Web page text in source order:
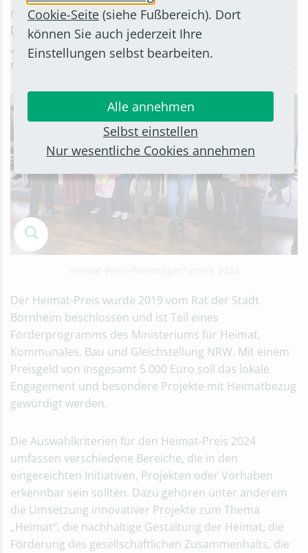
mit Jugendförderung und Nachhaltigkeit – z.B. durch
Digitalisierung, hochwertige, verpackungsarme
„Kamelle“, Aufräum-Aktionen und den Verzicht auf
motorisierte Zugmaschinen – zeichnen den Verein aus.
Der Heimat-Preis wurde 2019 vom Rat der Stadt
Bornheim beschlossen und ist Teil eines
Förderprogramms des Ministeriums für Heimat,
Kommunales, Bau und Gleichstellung NRW. Mit einem
Preisgeld von insgesamt 5.000 Euro soll das lokale
Engagement und besondere Projekte mit Heimatbezug
gewürdigt werden.
Die Auswahlkriterien für den Heimat-Preis 2024
umfassen verschiedene Bereiche, die in den
eingereichten Initiativen, Projekten oder Vorhaben
erkennbar sein sollten. Dazu gehören unter anderem
die Umsetzung innovativer Projekte zum Thema
„Heimat“, die nachhaltige Gestaltung der Heimat, die
Förderung des gesellschaftlichen Zusammenhalts, die
Cookie-Seite (siehe Fußbereich). Dort
können Sie auch jederzeit Ihre
Einstellungen selbst bearbeiten.
Alle annehmen
Selbst einstellen
Nur wesentliche Cookies annehmen